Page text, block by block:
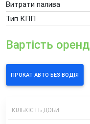
Додаткові
Витрати палива
Тип КПП
Вартість
ПРОКАТ АВТО БЕЗ ВОДІЯ
КІЛЬКІСТЬ ДОБИ